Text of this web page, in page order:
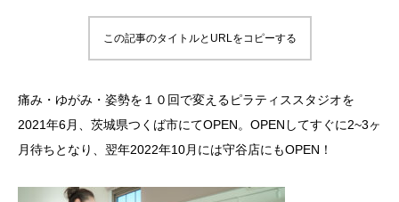
この記事のタイトルとURLをコピーする
痛み・ゆがみ・姿勢を１０回で変えるピラティススタジオを
2021年6月、茨城県つくば市にてOPEN。OPENしてすぐに2~3ヶ
月待ちとなり、翌年2022年10月には守谷店にもOPEN！